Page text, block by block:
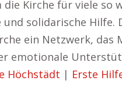
Kirche für viele
solidarische
ein Netzwerk,
emotionale
Höchstädt | Erste